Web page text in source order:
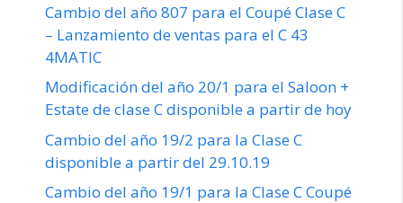
Cambio del año 807 para el Coupé Clase C
– Lanzamiento de ventas para el C 43
4MATIC
Modificación del año 20/1 para el Saloon +
Estate de clase C disponible a partir de hoy
Cambio del año 19/2 para la Clase C
disponible a partir del 29.10.19
Cambio del año 19/1 para la Clase C Coupé